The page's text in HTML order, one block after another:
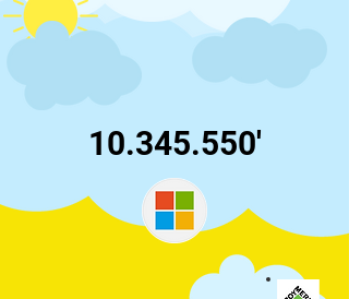
10.345.550'